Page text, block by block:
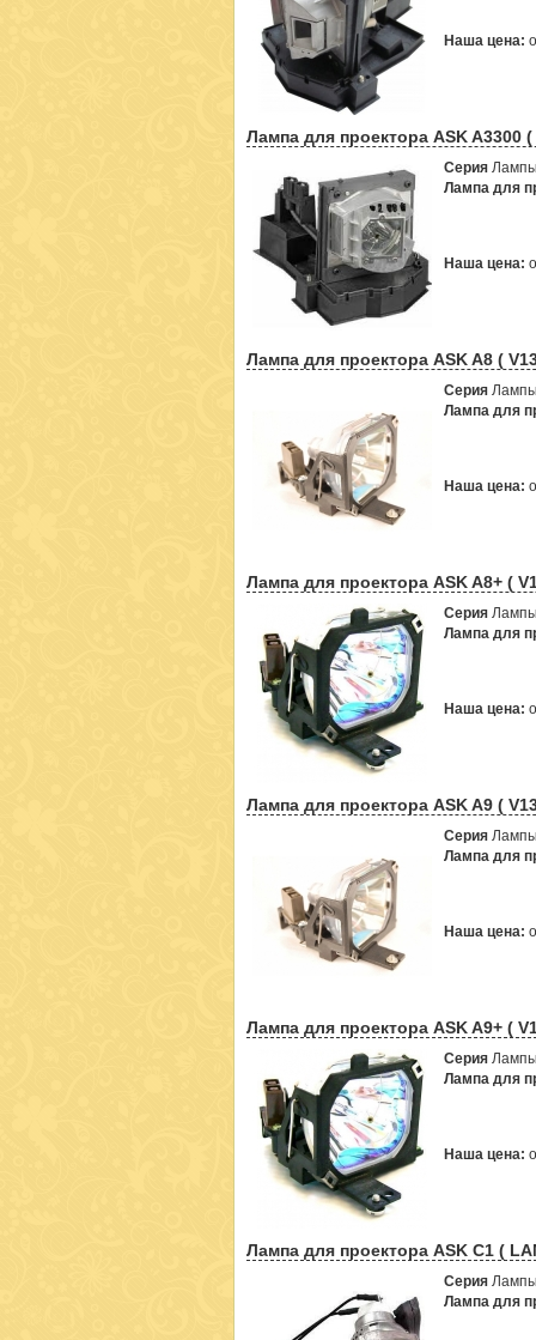
Наша цена:
Лампа для проектора ASK A3300 (
Серия
Лампа для
Наша цена:
Лампа для проектора ASK A8 (
Серия
Лампа для
Наша цена:
Лампа для проектора ASK A8+ (
Серия
Лампа для
Наша цена:
Лампа для проектора ASK A9 (
Серия
Лампа для
Наша цена:
Лампа для проектора ASK A9+ (
Серия
Лампа для
Наша цена:
Лампа для проектора ASK C1 (
Серия
Лампа для